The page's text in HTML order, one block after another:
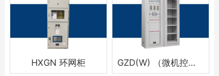
HXGN 环网柜 GZD(W) （微机控制）直流电源柜